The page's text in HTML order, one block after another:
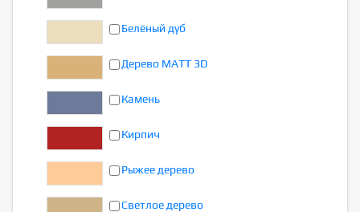
Белёный дуб
Дерево MATT 3D
Камень
Кирпич
Рыжее дерево
Светлое дерево